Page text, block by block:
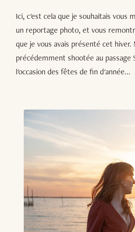
Ici, c'est cela que je souhaitais vous
un reportage photo, et vous
que je vous avais présenté cet hiver.
précédemment shootée au passage
l'occasion des fêtes de fin d'année...